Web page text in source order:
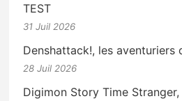
TEST
31 Juil 2026
Denshattack!, les aventuriers
28 Juil 2026
Digimon Story Time